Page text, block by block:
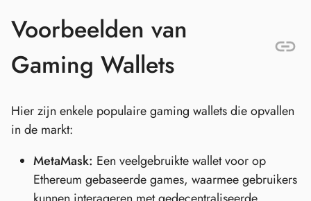
Voorbeelden van
Gaming Wallets
Hier zijn enkele populaire gaming wallets die opvallen
in de markt:
MetaMask: Een veelgebruikte wallet voor op
Ethereum gebaseerde games, waarmee gebruikers